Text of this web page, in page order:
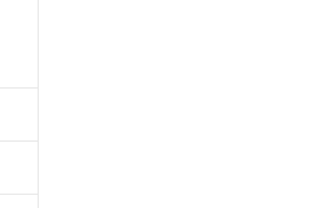
限り、2022年1月12日よ